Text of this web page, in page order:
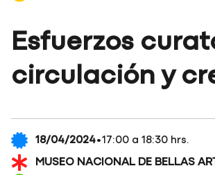
Esfuerzos
circulación y
18/04/2024·17:00 a 18:30 hrs.
MUSEO NACIONAL DE BELLAS